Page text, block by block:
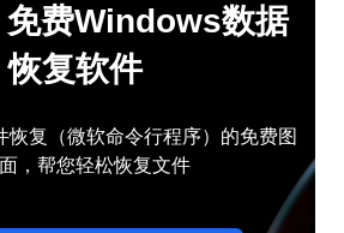
费Windows数据
恢复软件
恢复（微软命令行程序）的免费图
，帮您轻松恢复文件